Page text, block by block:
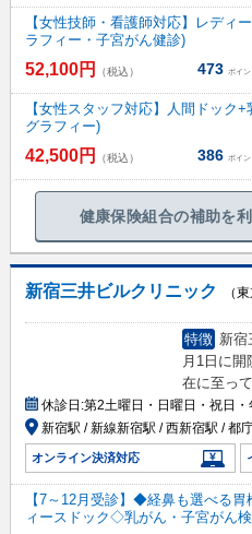
【女性技師・看護師対応】レディ
ラフィー・子宮がん健診)
52,100円 （税込） 473 ポイン
【女性スタッフ対応】人間ドック
グラフィー)
42,500円 （税込） 386 ポイン
健康保険組合の補助を
新宿三井ビルクリニック
（
特徴 新宿
月1日に
在に至っ
休診日:第2土曜日・日曜日・祝日・
新宿駅 / 新線新宿駅 / 西新宿駅 / 都
オンライン決済対応
【7～12月受診】◆経鼻も選べる
ィースドック◇乳がん・子宮がん